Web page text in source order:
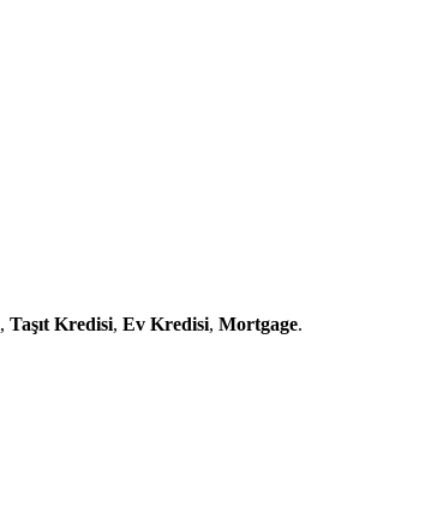
, Taşıt Kredisi, Ev Kredisi, Mortgage.